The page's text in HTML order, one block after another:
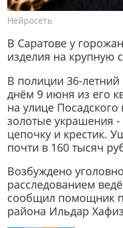
Нейросеть
В Саратове у
изделия на крупную
В полиции 36-летний
днём 9 июня из его
на улице
золотые украшения -
цепочку и крестик.
почти в 160 тысяч
Возбуждено
расследованием
сообщил помощник
района Ильдар